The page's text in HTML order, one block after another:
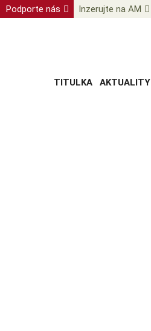
Podporte nás Inzerujte na AM
TITULKA AKTUALITY